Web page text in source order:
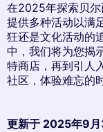
在2025年探索贝尔
提供多种活动以满
狂还是文化活动的
中，我们将为您揭
特商店，再到引人
社区，体验难忘的
更新于 2025年9月